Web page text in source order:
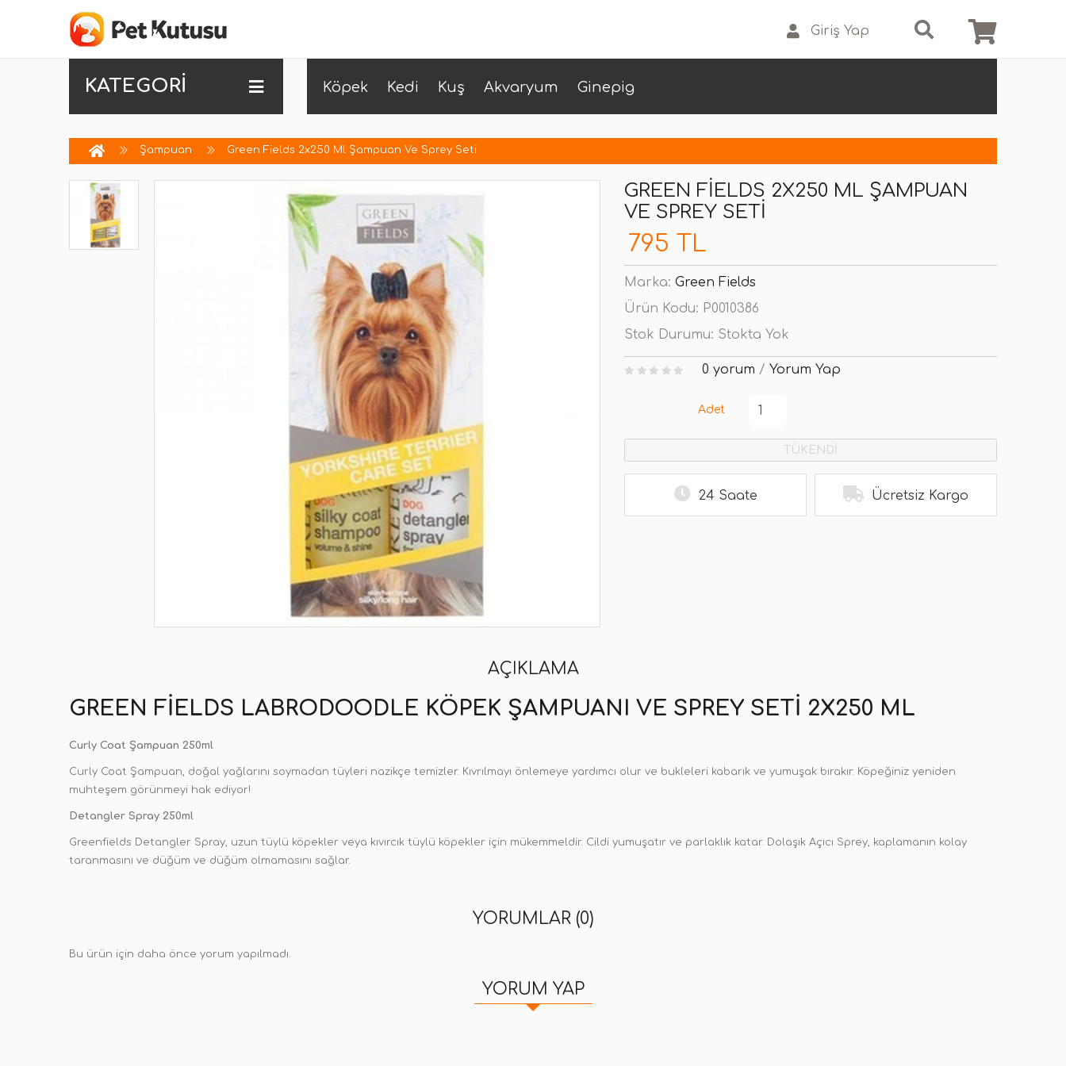
Giriş Yap
KATEGORİ Köpek Kedi Kuş Akvaryum Ginepig
Şampuan Green Fields 2x250 Ml Şampuan Ve Sprey Seti
GREEN FIELDS 2X250 ML ŞAMPUAN
VE SPREY SETI
795 TL
Marka: Green Fields
Ürün Kodu: P0010386
Stok Durumu: Stokta Yok
0 yorum / Yorum Yap
Adet
TÜKENDİ
24 Saate Ücretsiz Kargo
AÇIKLAMA
GREEN FIELDS LABRODOODLE KÖPEK ŞAMPUANI VE SPREY SETI 2X250 ML
Curly Coat Şampuan 250ml
Curly Coat Şampuan, doğal yağlarını soymadan tüyleri nazikçe temizler. Kıvrılmayı önlemeye yardımcı olur ve bukleleri kabarık ve yumuşak bırakır. Köpeğiniz yeniden
muhteşem görünmeyi hak ediyor!
Detangler Spray 250ml
Greenfields Detangler Spray, uzun tüylü köpekler veya kıvırcık tüylü köpekler için mükemmeldir. Cildi yumuşatır ve parlaklık katar. Dolaşık Açıcı Sprey, kaplamanın kolay
taranmasını ve düğüm ve düğüm olmamasını sağlar.
YORUMLAR (0)
Bu ürün için daha önce yorum yapılmadı.
YORUM YAP